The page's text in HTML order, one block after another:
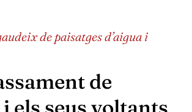
de paisatges d’aigua i
de
els seus voltants